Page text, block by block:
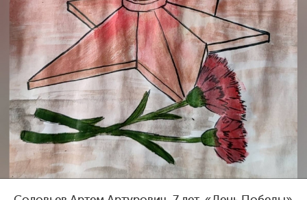
Сортировать по результату:
Голосование жюри
Голосования зрителей
131
1 3